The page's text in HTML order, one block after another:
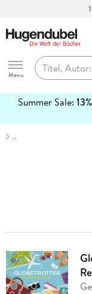
Hugendubel
Menu
Summer Sale:
erfahren
…